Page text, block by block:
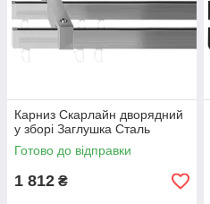
Карниз Скарлайн дворядний
у зборі Заглушка Сталь
Готово до відправки
1 812 ₴